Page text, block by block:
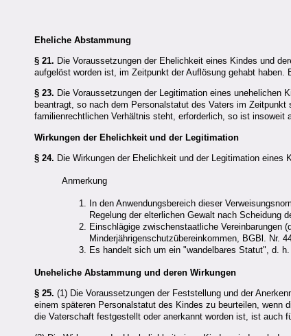
Eheliche Abstammung
§ 21. Die Voraussetzungen der Ehelichkeit eines Kindes und
aufgelöst worden ist, im Zeitpunkt der Auflösung gehabt
§ 23. Die Voraussetzungen der Legitimation eines unehelichen
beantragt, so nach dem Personalstatut des Vaters im
familienrechtlichen Verhältnis steht, erforderlich, so ist insoweit
Wirkungen der Ehelichkeit und der Legitimation
§ 24. Die Wirkungen der Ehelichkeit und der Legitimation eines
Anmerkung
In den Anwendungsbereich dieser
Regelung der elterlichen Gewalt nach Scheidung
Einschlägige zwischenstaatliche Vereinbarungen
Minderjährigenschutzübereinkommen, BGBl. Nr.
Es handelt sich um ein "wandelbares Statut", d.
Uneheliche Abstammung und deren Wirkungen
§ 25. (1) Die Voraussetzungen der Feststellung und der
einem späteren Personalstatut des Kindes zu beurteilen,
die Vaterschaft festgestellt oder anerkannt worden ist, ist auch